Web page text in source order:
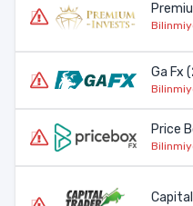
Ga Fx (
Price